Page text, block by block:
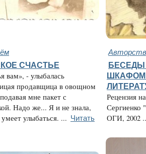
СЧАСТЬЕ
вам», - улыбалась
продавщица в овощном
мне пакет с
Надо же... Я и не знала,
улыбаться. ... Читать
ШКАФОМ
Рецензия
Сергиенко
ОГИ, 2002